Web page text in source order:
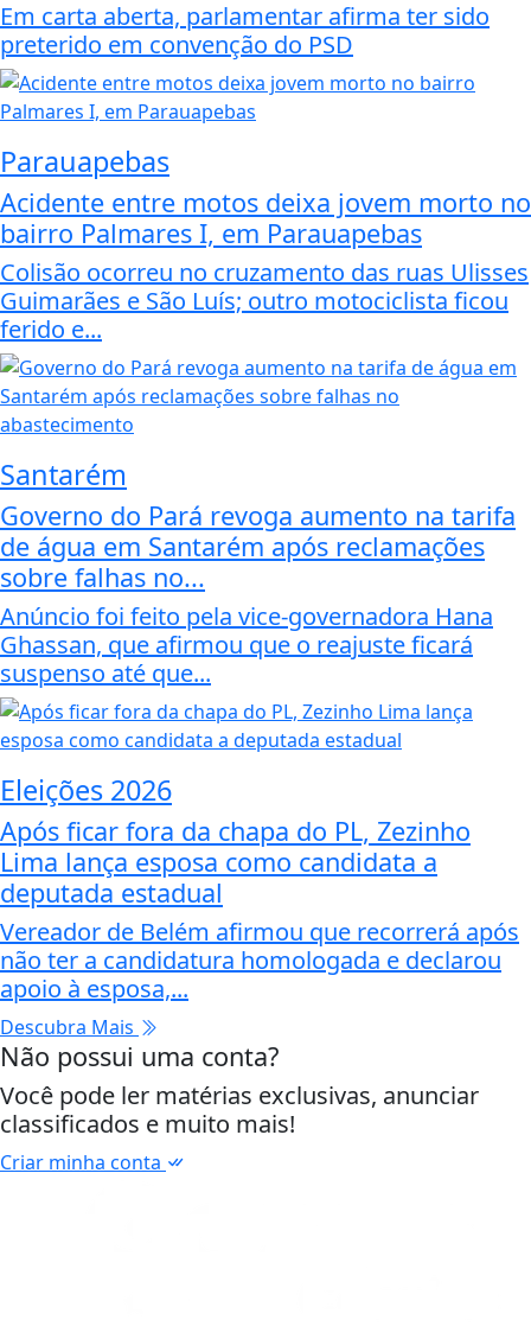
Em carta aberta, parlamentar afirma ter sido
preterido em convenção do PSD
Parauapebas
Acidente entre motos deixa jovem morto no
bairro Palmares I, em Parauapebas
Colisão ocorreu no cruzamento das ruas Ulisses
Guimarães e São Luís; outro motociclista ficou
ferido e...
Santarém
Governo do Pará revoga aumento na tarifa
de água em Santarém após reclamações
sobre falhas no...
Anúncio foi feito pela vice-governadora Hana
Ghassan, que afirmou que o reajuste ficará
suspenso até que...
Eleições 2026
Após ficar fora da chapa do PL, Zezinho
Lima lança esposa como candidata a
deputada estadual
Vereador de Belém afirmou que recorrerá após
não ter a candidatura homologada e declarou
apoio à esposa,...
Descubra Mais
Não possui uma conta?
Você pode ler matérias exclusivas, anunciar
classificados e muito mais!
Criar minha conta